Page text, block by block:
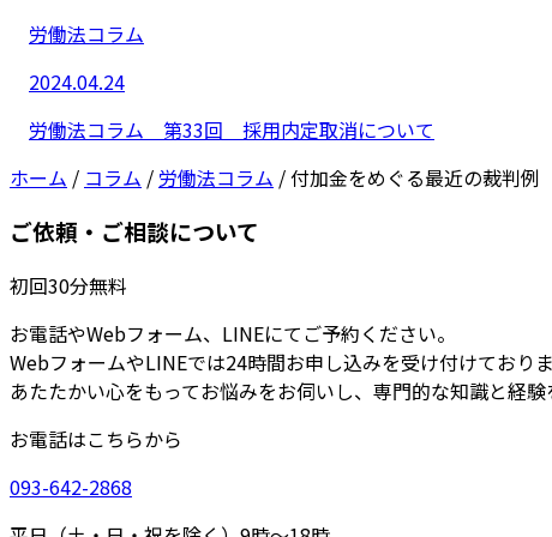
労働法コラム
2024.04.24
労働法コラム 第33回 採用内定取消について
ホーム / コラム / 労働法コラム /付加金をめぐる最近の裁判例
ご依頼・ご相談について
初回30分無料
お電話やWebフォーム、LINEにてご予約ください。
WebフォームやLINEでは24時間お申し込みを受け付けておりま
あたたかい心をもってお悩みをお伺いし、専門的な知識と経
お電話はこちらから
093-642-2868